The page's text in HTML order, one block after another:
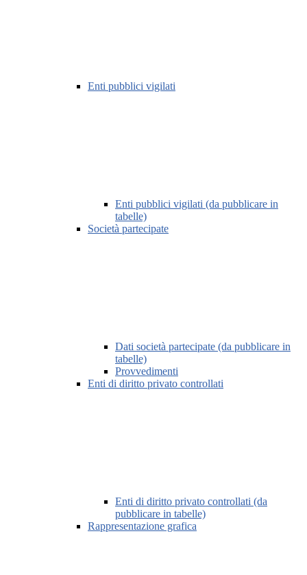
Enti pubblici vigilati
Enti pubblici vigilati (da pubblicare in
tabelle)
Società partecipate
Dati società partecipate (da pubblicare in
tabelle)
Provvedimenti
Enti di diritto privato controllati
Enti di diritto privato controllati (da
pubblicare in tabelle)
Rappresentazione grafica